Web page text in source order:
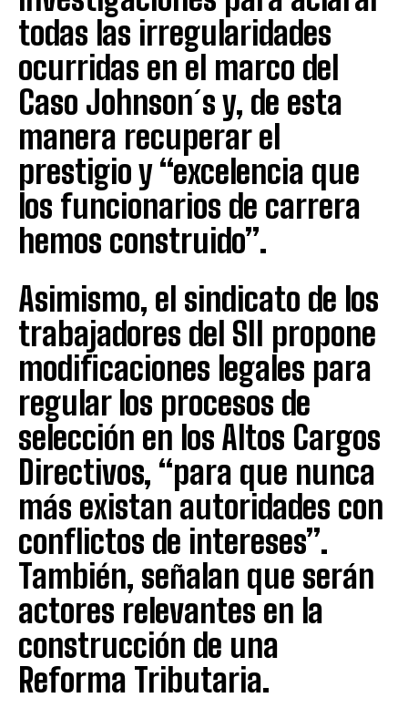
todas las irregularidades
ocurridas en el marco del
Caso Johnson´s y, de esta
manera recuperar el
prestigio y “excelencia que
los funcionarios de carrera
hemos construido”.
Asimismo, el sindicato de los
trabajadores del SII propone
modificaciones legales para
regular los procesos de
selección en los Altos Cargos
Directivos, “para que nunca
más existan autoridades con
conflictos de intereses”.
También, señalan que serán
actores relevantes en la
construcción de una
Reforma Tributaria.